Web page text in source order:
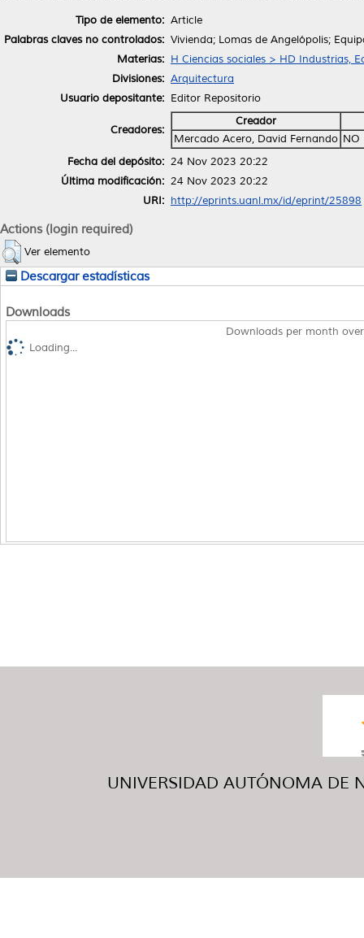
Tipo de elemento: Article
Palabras claves no controlados: Vivienda; Lomas de Angelópolis;
Materias: H Ciencias sociales > HD Industrias,
Divisiones: Arquitectura
Usuario depositante: Editor Repositorio
Creadores:
Creador
Mercado Acero, David Fernando NO
Fecha del depósito: 24 Nov 2023 20:22
Última modificación: 24 Nov 2023 20:22
URI: http://eprints.uanl.mx/id/eprint/25898
Actions (login required)
Ver elemento
Descargar estadísticas
Downloads
Downloads per month
Loading...
UNIVERSIDAD AUTÓNOMA DE